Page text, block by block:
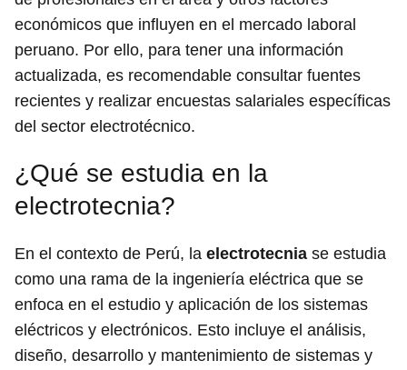
económicos que influyen en el mercado laboral
peruano. Por ello, para tener una información
actualizada, es recomendable consultar fuentes
recientes y realizar encuestas salariales específicas
del sector electrotécnico.
¿Qué se estudia en la
electrotecnia?
En el contexto de Perú, la electrotecnia se estudia
como una rama de la ingeniería eléctrica que se
enfoca en el estudio y aplicación de los sistemas
eléctricos y electrónicos. Esto incluye el análisis,
diseño, desarrollo y mantenimiento de sistemas y